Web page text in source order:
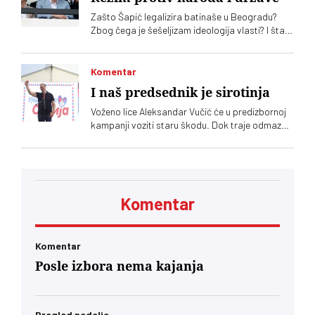
Zašto Šapić legalizira batinaše u Beogradu?
Zbog čega je šešeljizam ideologija vlasti? I šta
Komentar
I naš predsednik je sirotinja
Voženo lice Aleksandar Vučić će u predizbornoj
kampanji voziti staru škodu. Dok traje odmazda
kampanje biće otužniji nego ikad jer se Vučić
Komentar
Komentar
Posle izbora nema kajanja